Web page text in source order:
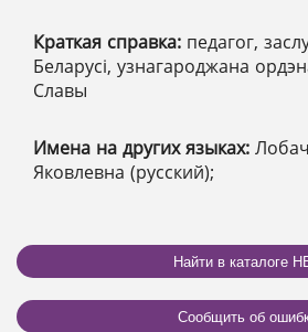
Краткая справка: педагог,
Беларусі, узнагароджана
Славы
Имена на других языках:
Яковлевна (русский);
Найти в каталоге
Сообщить об